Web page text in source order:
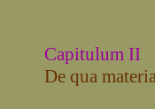
Capitulum II
De qua